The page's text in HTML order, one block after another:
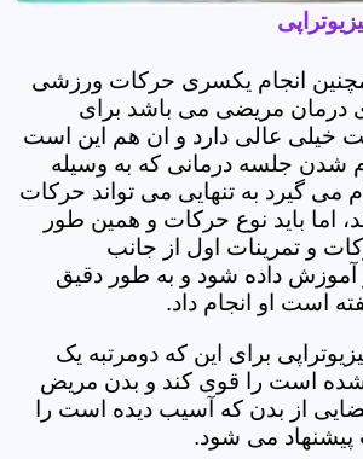
انجام یکسری حرکات ورزشی
درمان مریضی می باشد برای
خیلی عالی دارد و ان هم این است
شدن جلسه درمانی که به وسیله
می گیرد به تنهایی می تواند حرکات
اما باید نوع حرکات و همین طور
و تمرینات اول از جانب
آموزش داده شود و به طور دقیق
است او انجام داد.
برای این که دومرتبه یک
است را قوی کند و بدن مریض
از بدن که آسیب دیده است را
پیشنهاد می شود.